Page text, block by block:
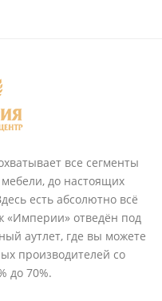
все сегменты
до настоящих
есть абсолютно всё
«Империи» отведён под
аутлет, где вы можете
производителей со
до 70%.